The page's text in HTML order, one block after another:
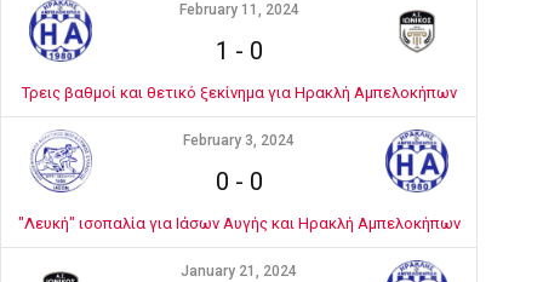
February 11, 2024
1 - 0
Τρεις βαθμοί και θετικό ξεκίνημα για Ηρακλή Αμπελοκήπων
February 3, 2024
0 - 0
"Λευκή" ισοπαλία για Ιάσων Αυγής και Ηρακλή Αμπελοκήπων
January 21, 2024